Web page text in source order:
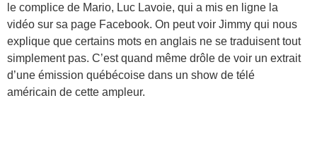
le complice de Mario, Luc Lavoie, qui a mis en ligne la
vidéo sur sa page Facebook. On peut voir Jimmy qui nous
explique que certains mots en anglais ne se traduisent tout
simplement pas. C’est quand même drôle de voir un extrait
d’une émission québécoise dans un show de télé
américain de cette ampleur.